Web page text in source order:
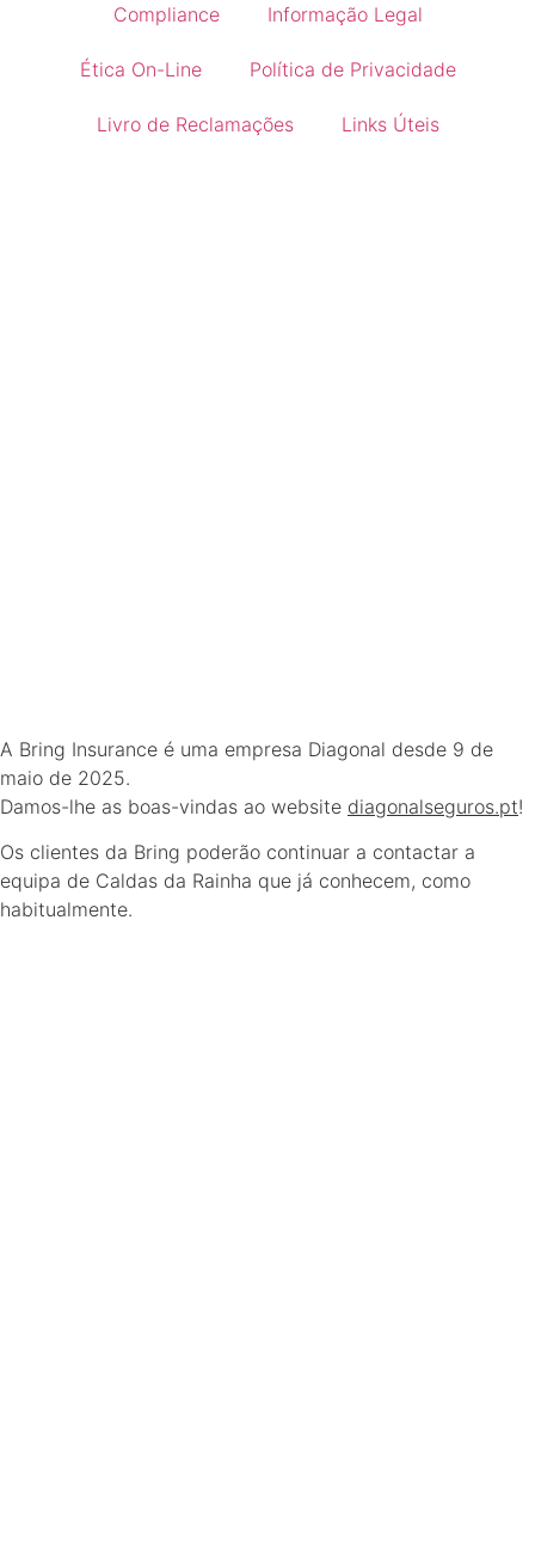
Compliance Informação Legal
Ética On-Line Política de Privacidade
Livro de Reclamações Links Úteis
A Bring Insurance é uma empresa Diagonal desde 9 de
maio de 2025.
Damos-lhe as boas-vindas ao website diagonalseguros.pt!
Os clientes da Bring poderão continuar a contactar a
equipa de Caldas da Rainha que já conhecem, como
habitualmente.